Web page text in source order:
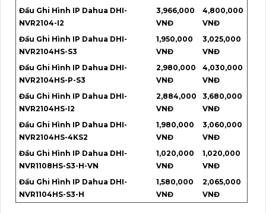
Đầu Ghi Hình IP Dahua DHI-
NVR2104-I2
3,966,000
VNĐ
4,800,000
VNĐ
Đầu Ghi Hình IP Dahua DHI-
NVR2104HS-S3
1,950,000
VNĐ
3,025,000
VNĐ
Đầu Ghi Hình IP Dahua DHI-
NVR2104HS-P-S3
2,980,000
VNĐ
4,030,000
VNĐ
Đầu Ghi Hình IP Dahua DHI-
NVR2104HS-I2
2,884,000
VNĐ
3,680,000
VNĐ
Đầu Ghi Hình IP Dahua DHI-
NVR2104HS-4KS2
1,980,000
VNĐ
3,060,000
VNĐ
Đầu Ghi Hình IP Dahua DHI-
NVR1108HS-S3-H-VN
1,020,000
VNĐ
1,020,000
VNĐ
Đầu Ghi Hình IP Dahua DHI-
NVR1104HS-S3-H
1,580,000
VNĐ
2,065,000
VNĐ